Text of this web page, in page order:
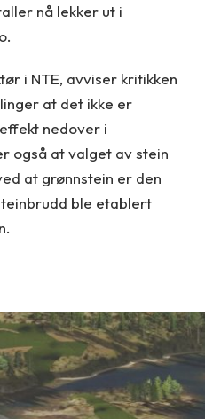
nå lekker ut i
i NTE, avviser kritikken
at det ikke er
nedover i
også at valget av stein
at grønnstein er den
ble etablert